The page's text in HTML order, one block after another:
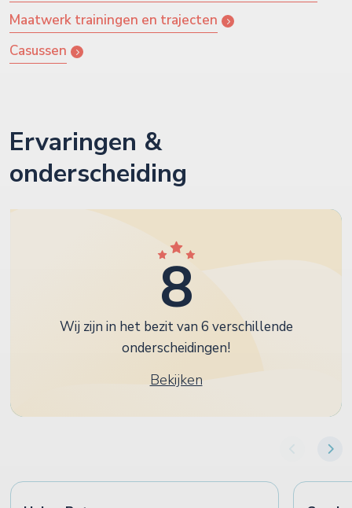
Maatwerk trainingen en trajecten
Casussen
Ervaringen &
onderscheiding
8
Wij zijn in het bezit van 6 verschillende
onderscheidingen!
Bekijken